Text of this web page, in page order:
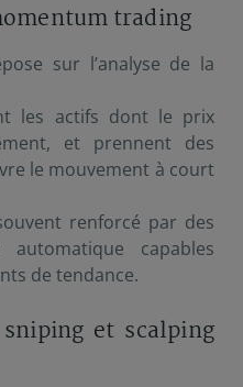
trading
sur l’analyse de la
les actifs dont le prix
et prennent des
le mouvement à court
renforcé par des
automatique capables
de tendance.
et scalping